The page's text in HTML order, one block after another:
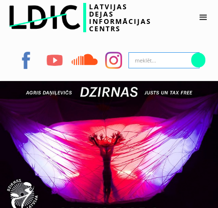
LATVIJAS
DEJAS
INFORMĀCIJAS
CENTRS